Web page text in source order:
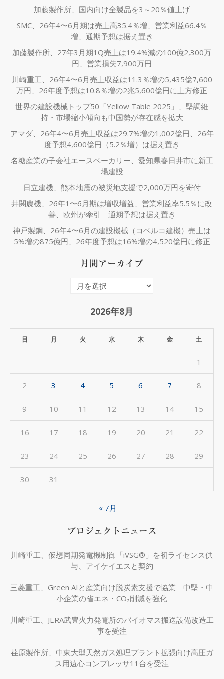
加藤製作所、国内向け全製品を3～20％値上げ
SMC、26年4〜6月期は売上高35.4％増、営業利益66.4％
増、通期予想は据え置き
加藤製作所、27年3月期1Q売上は19.4%減の100億2,300万
円、営業損失7,900万円
川崎重工、26年4〜6月売上収益は11.3％増の5,435億7,600
万円、26年度予想は10.8％増の2兆5,600億円に上方修正
世界の建設機械トップ50「Yellow Table 2025」、堅調維
持・市場縮小傾向も中国勢が存在感を拡大
アマダ、26年4〜6月売上収益は29.7%増の1,002億円、26年
度予想4,600億円（5.2％増）は据え置き
名糖産業の子会社エースベーカリー、愛知県春日井市に新工
場建設
日立建機、熊本地震の被災地支援で2,000万円を寄付
井関農機、26年1〜6月期は増収増益、営業利益率5.5％に改
善、欧州が牽引 通期予想は据え置き
神戸製鋼、26年4〜6月の建設機械（コベルコ建機）売上は
5%増の875億円、26年度予想は16%増の4,520億円に修正
月間アーカイブ
イ
2026年8月
日 月 火 水 木 金 土
1
2 3 4 5 6 7 8
9 10 11 12 13 14 15
16 17 18 19 20 21 22
23 24 25 26 27 28 29
30 31
« 7月
プロジェクトニュース
川崎重工、仮想同期発電機制御「iVSG®」を初ライセンス供
与、アイケイエスと契約
三菱重工、Green AIと産業向け脱炭素支援で協業 中堅・中
小企業の省エネ・CO₂削減を強化
川崎重工、JERA武豊火力発電所のバイオマス搬送設備改造工
事を受注
荏原製作所、中東大型天然ガス処理プラント拡張向け高圧ガ
ス用遠心コンプレッサ11台を受注